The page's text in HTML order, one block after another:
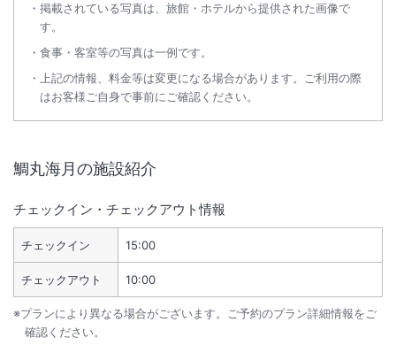
掲載されている写真は、旅館・ホテルから提供された画像で
す。
食事・客室等の写真は一例です。
上記の情報、料金等は変更になる場合があります。ご利用の際
はお客様ご自身で事前にご確認ください。
鯛丸海月の施設紹介
チェックイン・チェックアウト情報
チェックイン 15:00
チェックアウト 10:00
※プランにより異なる場合がございます。ご予約のプラン詳細情報をご
確認ください。